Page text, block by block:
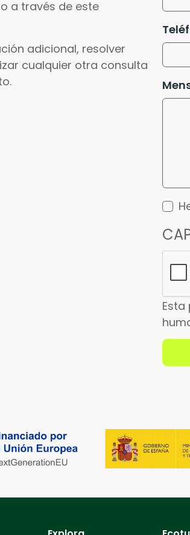
a través de este
adicional, resolver
cualquier otra consulta